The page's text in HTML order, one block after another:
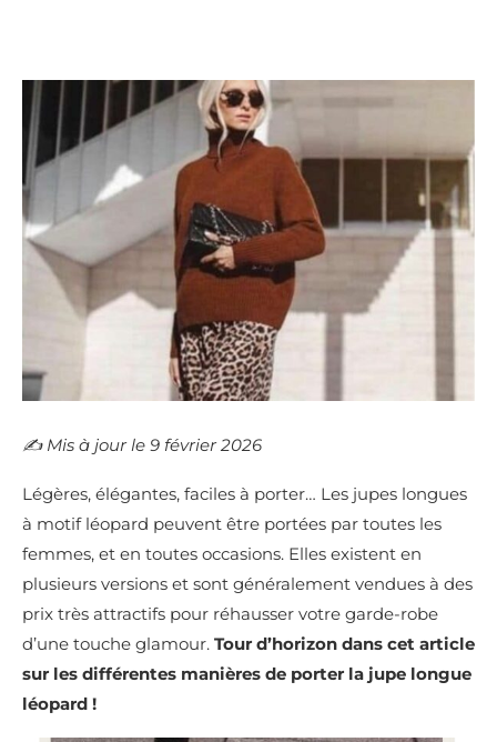
✍️​ Mis à jour le 9 février 2026
Légères, élégantes, faciles à porter… Les jupes longues
à motif léopard peuvent être portées par toutes les
femmes, et en toutes occasions. Elles existent en
plusieurs versions et sont généralement vendues à des
prix très attractifs pour réhausser votre garde-robe
d’une touche glamour. Tour d’horizon dans cet article
sur les différentes manières de porter la jupe longue
léopard !